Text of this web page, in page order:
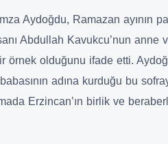
Aydoğdu, Ramazan ayının
Abdullah Kavukcu’nun anne
örnek olduğunu ifade etti.
adına kurduğu bu
Erzincan’ın birlik ve